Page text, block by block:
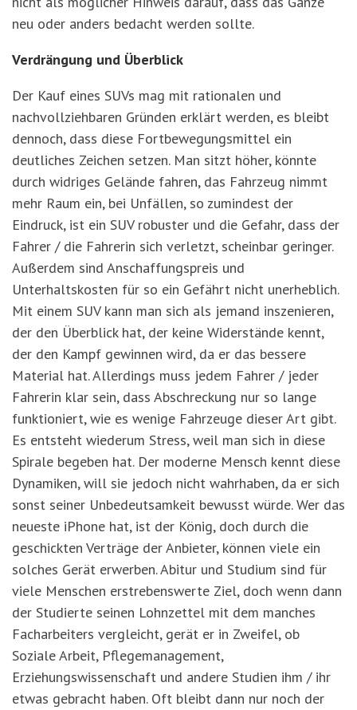
neu oder anders bedacht werden sollte.
Verdrängung und Überblick
Der Kauf eines SUVs mag mit rationalen und
nachvollziehbaren Gründen erklärt werden, es bleibt
dennoch, dass diese Fortbewegungsmittel ein
deutliches Zeichen setzen. Man sitzt höher, könnte
durch widriges Gelände fahren, das Fahrzeug nimmt
mehr Raum ein, bei Unfällen, so zumindest der
Eindruck, ist ein SUV robuster und die Gefahr, dass der
Fahrer / die Fahrerin sich verletzt, scheinbar geringer.
Außerdem sind Anschaffungspreis und
Unterhaltskosten für so ein Gefährt nicht unerheblich.
Mit einem SUV kann man sich als jemand inszenieren,
der den Überblick hat, der keine Widerstände kennt,
der den Kampf gewinnen wird, da er das bessere
Material hat. Allerdings muss jedem Fahrer / jeder
Fahrerin klar sein, dass Abschreckung nur so lange
funktioniert, wie es wenige Fahrzeuge dieser Art gibt.
Es entsteht wiederum Stress, weil man sich in diese
Spirale begeben hat. Der moderne Mensch kennt diese
Dynamiken, will sie jedoch nicht wahrhaben, da er sich
sonst seiner Unbedeutsamkeit bewusst würde. Wer das
neueste iPhone hat, ist der König, doch durch die
geschickten Verträge der Anbieter, können viele ein
solches Gerät erwerben. Abitur und Studium sind für
viele Menschen erstrebenswerte Ziel, doch wenn dann
der Studierte seinen Lohnzettel mit dem manches
Facharbeiters vergleicht, gerät er in Zweifel, ob
Soziale Arbeit, Pflegemanagement,
Erziehungswissenschaft und andere Studien ihm / ihr
etwas gebracht haben. Oft bleibt dann nur noch der